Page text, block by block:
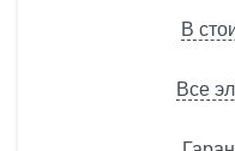
В
Все